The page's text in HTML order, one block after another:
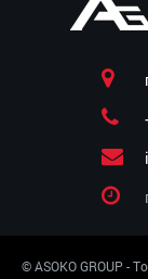
© ASOKO GROUP -